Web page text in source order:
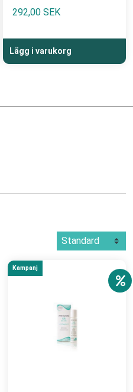
292,00 SEK
Lägg i varukorg
Kampanj